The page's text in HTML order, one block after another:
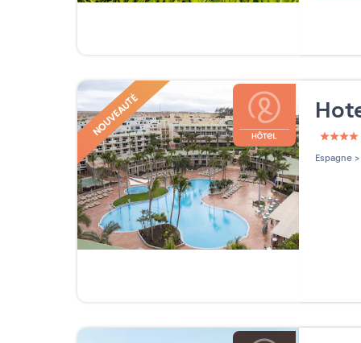
NOUVEAUTÉ
4
Espagne >